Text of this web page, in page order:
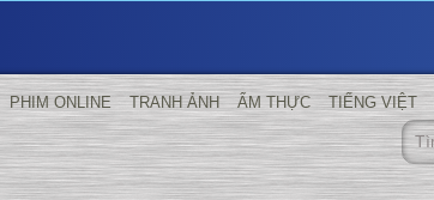
PHIM ONLINE TRANH ẢNH ẨM THỰC TIẾNG VIỆT